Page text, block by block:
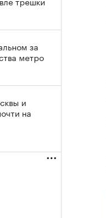
за
метро
и
на